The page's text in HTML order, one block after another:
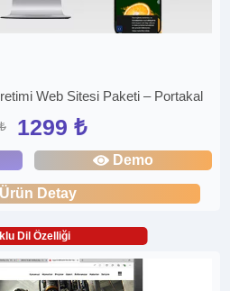
Web Sitesi Paketi – Portakal
1299 ₺
Demo
Ürün Detay
Dil Özelliği